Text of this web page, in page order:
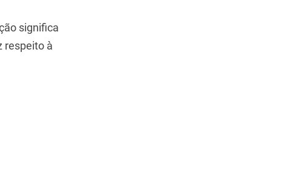
significa
respeito à